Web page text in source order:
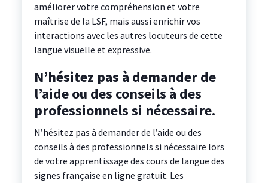
améliorer votre compréhension et votre
maîtrise de la LSF, mais aussi enrichir vos
interactions avec les autres locuteurs de cette
langue visuelle et expressive.
N’hésitez pas à demander de
l’aide ou des conseils à des
professionnels si nécessaire.
N’hésitez pas à demander de l’aide ou des
conseils à des professionnels si nécessaire lors
de votre apprentissage des cours de langue des
signes française en ligne gratuit. Les